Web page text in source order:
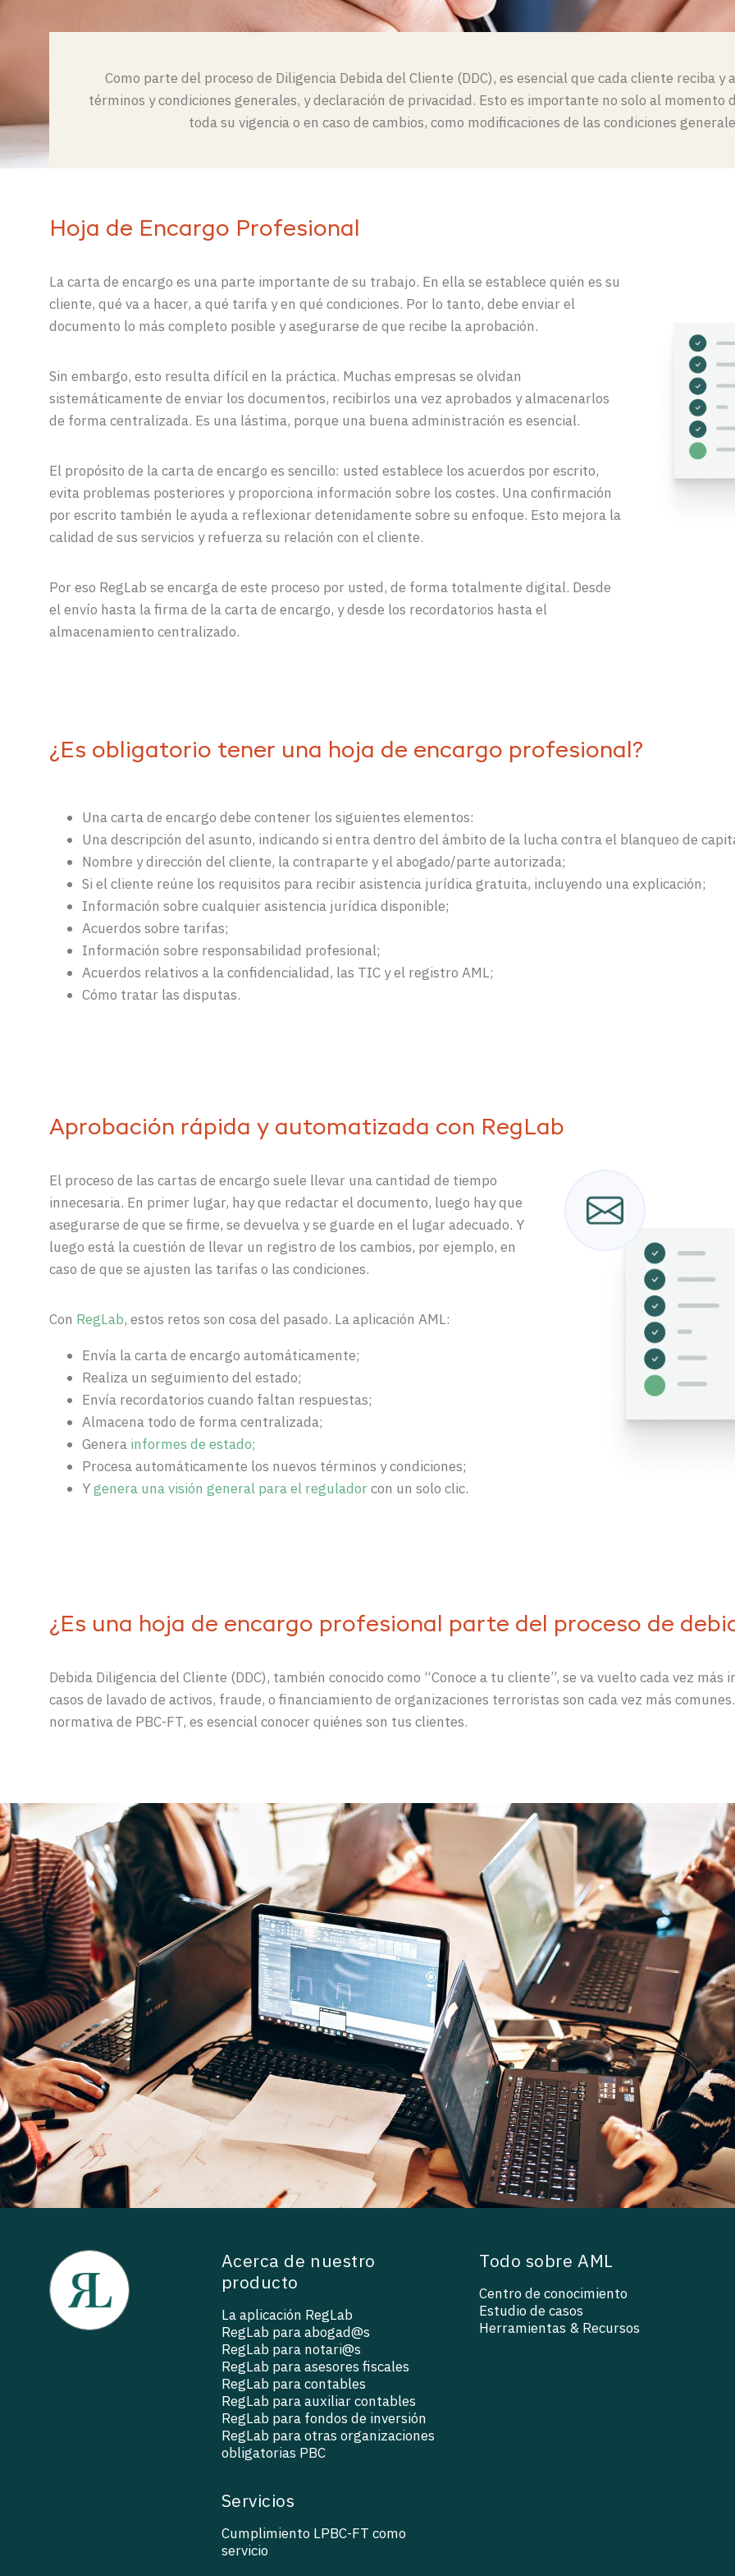
Como parte del proceso de Diligencia Debida del Cliente (DDC), es esencial que cada cliente reciba
términos y condiciones generales, ydeclaración de privacidad. Esto es importante no solo al momento
toda su vigenciao en caso de cambios, como modificaciones de las condiciones
Hoja de Encargo Profesional
La carta de encargo es una parte importante de su trabajo. En ella se establece quién es su
cliente, qué va a hacer, a qué tarifa y en qué condiciones. Por lo tanto, debe enviar el
documento lo más completo posible y asegurarse de que recibe la aprobación.
Sin embargo, esto resulta difícil en la práctica. Muchas empresas se olvidan
sistemáticamente de enviar los documentos, recibirlos una vez aprobados y almacenarlos
de forma centralizada. Es una lástima, porque una buena administración es esencial.
El propósito de la carta de encargo es sencillo: usted establece los acuerdos por escrito,
evita problemas posteriores y proporciona información sobre los costes. Una confirmación
por escrito también le ayuda a reflexionar detenidamente sobre su enfoque. Esto mejora la
calidad de sus servicios y refuerza su relación con el cliente.
Por eso RegLab se encarga de este proceso por usted, de forma totalmente digital. Desde
el envío hasta la firma de la carta de encargo, y desde los recordatorios hasta el
almacenamiento centralizado.
¿Es obligatorio tener una hoja de encargo profesional?
Una carta de encargo debe contener los siguientes elementos:
Una descripción del asunto, indicando si entra dentro del ámbito de la lucha contra el blanqueo de
Nombre y dirección del cliente, la contraparte y el abogado/parte autorizada;
Si el cliente reúne los requisitos para recibir asistencia jurídica gratuita, incluyendo una explicación;
Información sobre cualquier asistencia jurídica disponible;
Acuerdos sobre tarifas;
Información sobre responsabilidad profesional;
Acuerdos relativos a la confidencialidad, las TIC y el registro AML;
Cómo tratar las disputas.
Aprobación rápida y automatizada con RegLab
El proceso de las cartas de encargo suele llevar una cantidad de tiempo
innecesaria. En primer lugar, hay que redactar el documento, luego hay que
asegurarse de que se firme, se devuelva y se guarde en el lugar adecuado. Y
luego está la cuestión de llevar un registro de los cambios, por ejemplo, en
caso de que se ajusten las tarifas o las condiciones.
Con RegLab, estos retos son cosa del pasado. La aplicación AML:
Envía la carta de encargo automáticamente;
Realiza un seguimiento del estado;
Envía recordatorios cuando faltan respuestas;
Almacena todo de forma centralizada;
Genera informes de estado;
Procesa automáticamente los nuevos términos y condiciones;
Ygenera una visión general para el reguladorcon un solo clic.
¿Es una hoja de encargo profesional parte del proceso de
Debida Diligencia del Cliente (DDC), también conocido como “Conoce a tu cliente”, se va vuelto cada vez más
casos de lavado de activos, fraude, o financiamiento de organizaciones terroristas son cada vez más comunes.
normativa de PBC-FT, es esencial conocer quiénes son tus clientes.
Acerca de nuestro
producto
La aplicación RegLab
RegLab para abogad@s
RegLab para notari@s
RegLab para asesores fiscales
RegLab para contables
RegLab para auxiliar contables
RegLab para fondos de inversión
RegLab para otras organizaciones
obligatorias PBC
Servicios
Cumplimiento LPBC-FT como
servicio
Todo sobre AML
Centro de conocimiento
Estudio de casos
Herramientas & Recursos